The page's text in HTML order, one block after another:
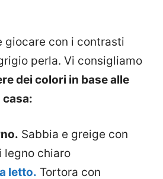
giocare con i contrasti
perla. Vi consigliamo
dei colori in base alle
casa:
Sabbia e greige con
legno chiaro
letto. Tortora con